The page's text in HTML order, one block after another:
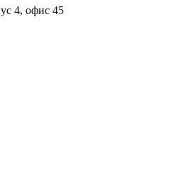
4, офис 45